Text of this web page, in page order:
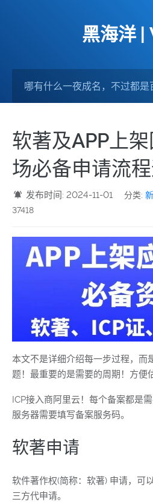
黑海洋 |
软著及APP上
场必备申请流
发布时间: 2024-11-01 分类:
37418
本文不是详细介绍每一步过程，而
题！最重要的是需要的周期！方便
ICP接入商阿里云！每个备案都是
服务器需要填写备案服务码。
软著申请
软件著作权(简称：软著) 申请，可
三方代申请。